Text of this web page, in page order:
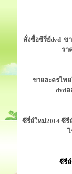
สั่งซื้อซีรี่ย์dvd ข
รา
ขายละครไทย
dvd
ซีรี่ย์ใหม่2014 ซีรี
ซีรี